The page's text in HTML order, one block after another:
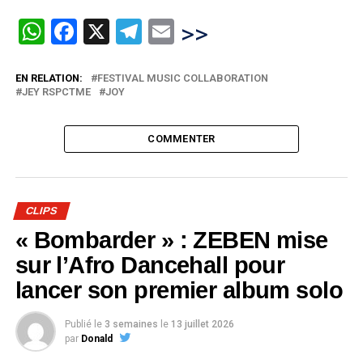
WhatsApp
Facebook
X Telegram
Email
>>
EN RELATION:
FESTIVAL MUSIC COLLABORATION
JEY RSPCTME
JOY
COMMENTER
CLIPS
« Bombarder » : ZEBEN mise
sur l’Afro Dancehall pour
lancer son premier album solo
Publié le 3 semaines le 13 juillet 2026
par Donald